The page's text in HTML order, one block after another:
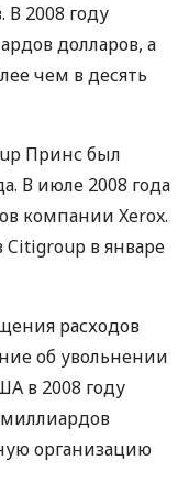
В 2008 году
долларов, а
чем в десять
Принс был
В июле 2008 года
компании Xerox.
Citigroup в январе
расходов
об увольнении
в 2008 году
организацию